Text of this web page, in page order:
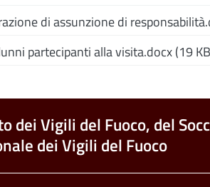
di assunzione di
partecipanti alla visita.docx (19
dei Vigili del Fuoco, del
dei Vigili del Fuoco